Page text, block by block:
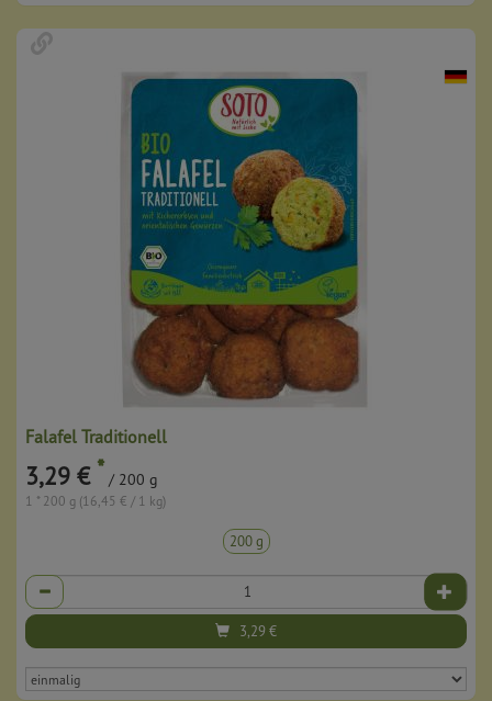
Falafel Traditionell
3,29 € * / 200 g
1 * 200 g (16,45 € / 1 kg)
200 g
Anzahl
3,29€